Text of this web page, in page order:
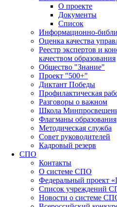
О проекте
Документы
Список
Информационно-
Оценка качества
Реестр экспертов и
качеством образования
Общество "Знание"
Проект "500+"
Диктант Победы
Профилактическая
Разговоры о важном
Школа
Флагманы образования
Методическая служба
Совет руководителей
Кадровый резерв
СПО
Контакты
О системе СПО
Федеральный проект
Список учреждений
Новости о системе